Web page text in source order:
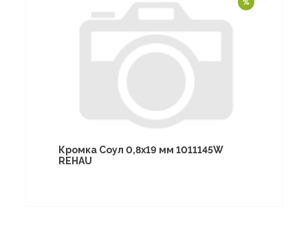
Кромка Соул 0,8х19 мм 1011145W
REHAU